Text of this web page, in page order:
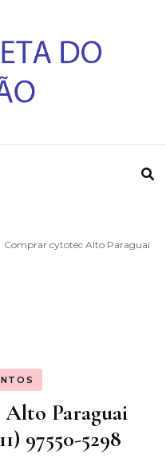
Comprar cytotec Alto Paraguai
Paraguai
97550-5298